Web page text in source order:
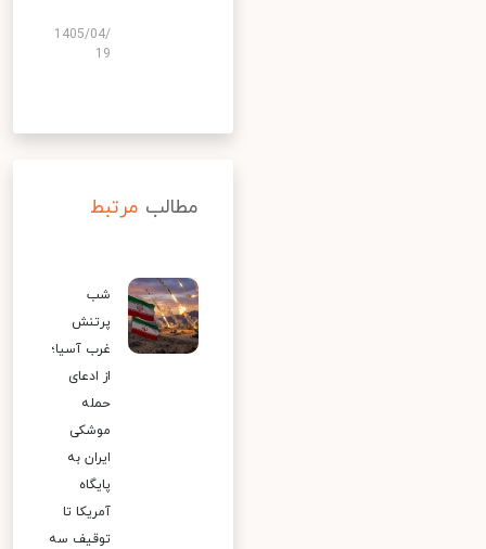
1405/04/
19
مطالب مرتبط
شب
پرتنش
غرب آسیا؛
از ادعای
حمله
موشکی
ایران به
پایگاه
آمریکا تا
توقیف سه